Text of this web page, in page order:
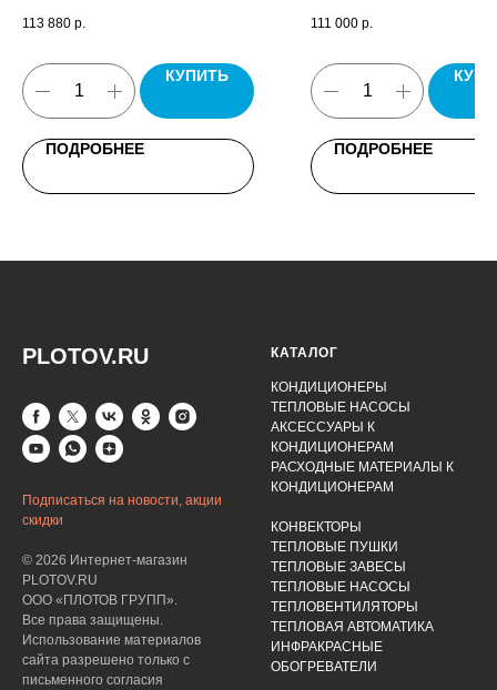
комплект крепежных штанг,
113 880 р.
КУПИТЬ
ПОДРОБНЕЕ
111 000 р.
ПОДРОБНЕЕ
PLOTOV.RU
Подписаться на новости, акции
скидки
© 2026 Интернет-магазин
PLOTOV.RU
ООО «ПЛОТОВ ГРУПП».
Все права защищены.
Использование материалов
сайта разрешено только с
письменного согласия
КАТАЛОГ
КОНДИЦИОНЕРЫ
ТЕПЛОВЫЕ НАСОСЫ
АКСЕССУАРЫ К
КОНДИЦИОНЕРАМ
РАСХОДНЫЕ МАТЕРИАЛЫ К
КОНДИЦИОНЕРАМ
КОНВЕКТОРЫ
ТЕПЛОВЫЕ ПУШКИ
ТЕПЛОВЫЕ ЗАВЕСЫ
ТЕПЛОВЫЕ НАСОСЫ
ТЕПЛОВЕНТИЛЯТОРЫ
ТЕПЛОВАЯ АВТОМАТИКА
ИНФРАКРАСНЫЕ
ОБОГРЕВАТЕЛИ